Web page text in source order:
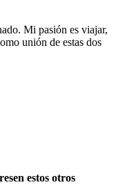
Mi pasión es viajar,
unión de estas dos
estos otros